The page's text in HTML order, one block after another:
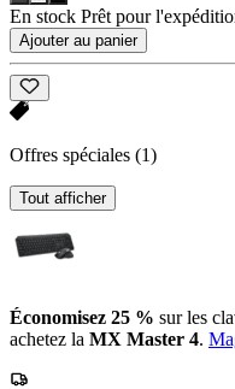
En stock Prêt pour
Ajouter au panier
Offres spéciales (1)
Tout afficher
Économisez 25 % sur les
achetez la MX Master 4.